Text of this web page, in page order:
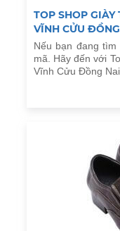
TOP SHOP GIÀY
VĨNH CỬU
Nếu bạn đang
mã. Hãy đến với
Vĩnh Cửu Đồng